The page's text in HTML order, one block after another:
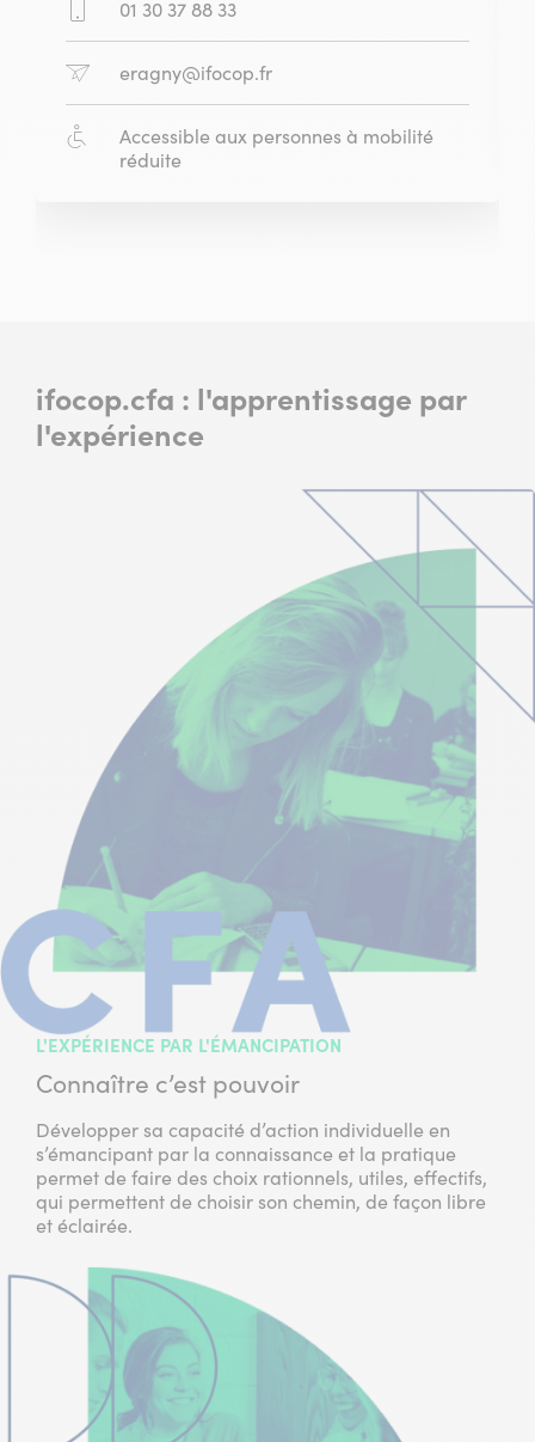
Téléphone01 30 37 88 33
E-
eragny@ifocop.fr
AccessibilitéAccessible aux personnes à mobilité
réduite
ifocop.cfa : l'apprentissage par
l'expérience
L'EXPÉRIENCE PAR L'ÉMANCIPATION
Connaître c’est pouvoir
Développer sa capacité d’action individuelle en
s’émancipant par la connaissance et la pratique
permet de faire des choix rationnels, utiles, effectifs,
qui permettent de choisir son chemin, de façon libre
et éclairée.